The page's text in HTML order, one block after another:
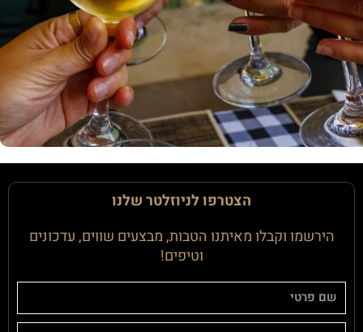
הצטרפו לניוזלטר שלנו
הירשמו וקבלו מאיתנו הטבות, מבצעים שווים, עדכונים
וטיפים!